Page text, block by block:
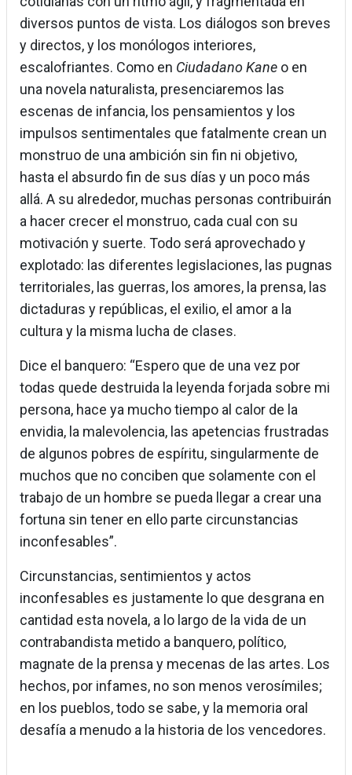
diversos puntos de vista. Los diálogos son breves
y directos, y los monólogos interiores,
escalofriantes. Como en Ciudadano Kane o en
una novela naturalista, presenciaremos las
escenas de infancia, los pensamientos y los
impulsos sentimentales que fatalmente crean un
monstruo de una ambición sin fin ni objetivo,
hasta el absurdo fin de sus días y un poco más
allá. A su alrededor, muchas personas contribuirán
a hacer crecer el monstruo, cada cual con su
motivación y suerte. Todo será aprovechado y
explotado: las diferentes legislaciones, las pugnas
territoriales, las guerras, los amores, la prensa, las
dictaduras y repúblicas, el exilio, el amor a la
cultura y la misma lucha de clases.
Dice el banquero: “Espero que de una vez por
todas quede destruida la leyenda forjada sobre mi
persona, hace ya mucho tiempo al calor de la
envidia, la malevolencia, las apetencias frustradas
de algunos pobres de espíritu, singularmente de
muchos que no conciben que solamente con el
trabajo de un hombre se pueda llegar a crear una
fortuna sin tener en ello parte circunstancias
inconfesables”.
Circunstancias, sentimientos y actos
inconfesables es justamente lo que desgrana en
cantidad esta novela, a lo largo de la vida de un
contrabandista metido a banquero, político,
magnate de la prensa y mecenas de las artes. Los
hechos, por infames, no son menos verosímiles;
en los pueblos, todo se sabe, y la memoria oral
desafía a menudo a la historia de los vencedores.